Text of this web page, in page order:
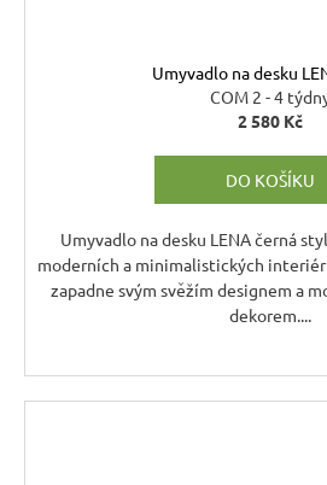
Umyvadlo na desku
COM 2 - 4
2 580 Kč
DO KOŠÍKU
Umyvadlo na desku LENA černá
moderních a minimalistických
zapadne svým svěžím designem a
dekorem....